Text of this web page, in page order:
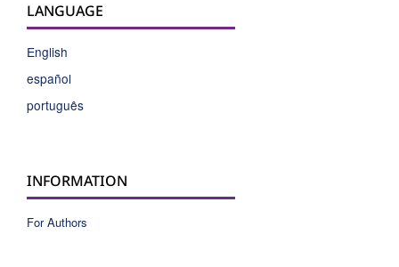
LANGUAGE
English
español
português
INFORMATION
For Authors